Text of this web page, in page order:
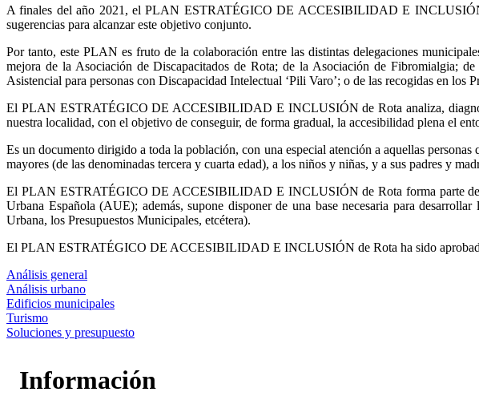
A finales del año 2021, el PLAN ESTRATÉGICO DE ACCESIBILIDAD E
sugerencias para alcanzar este objetivo conjunto.
Por tanto, este PLAN es fruto de la colaboración entre las distintas delegaciones
mejora de la Asociación de Discapacitados de Rota; de la Asociación de Fibromialgia;
Asistencial para personas con Discapacidad Intelectual ‘Pili Varo’; o de las recogidas en los
El PLAN ESTRATÉGICO DE ACCESIBILIDAD E INCLUSIÓN de Rota analiza,
nuestra localidad, con el objetivo de conseguir, de forma gradual, la accesibilidad plena el
Es un documento dirigido a toda la población, con una especial atención a aquellas
mayores (de las denominadas tercera y cuarta edad), a los niños y niñas, y a sus padres y
El PLAN ESTRATÉGICO DE ACCESIBILIDAD E INCLUSIÓN de Rota forma parte de
Urbana Española (AUE); además, supone disponer de una base necesaria para
Urbana, los Presupuestos Municipales, etcétera).
El PLAN ESTRATÉGICO DE ACCESIBILIDAD E INCLUSIÓN de Rota ha sido
Análisis general
Análisis urbano
Edificios municipales
Turismo
Soluciones y presupuesto
Información